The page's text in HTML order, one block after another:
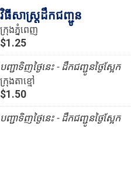
វិធីសាស្រ្តដឹកជញ្ជូន
ក្រុងភ្នំពេញ
$1.25
បញ្ជាទិញថ្ងៃនេះ - ដឹកជញ្ជូនថ្ងៃស្អែក
ក្រុងតាខ្មៅ
$1.50
បញ្ជាទិញថ្ងៃនេះ - ដឹកជញ្ជូនថ្ងៃស្អែក